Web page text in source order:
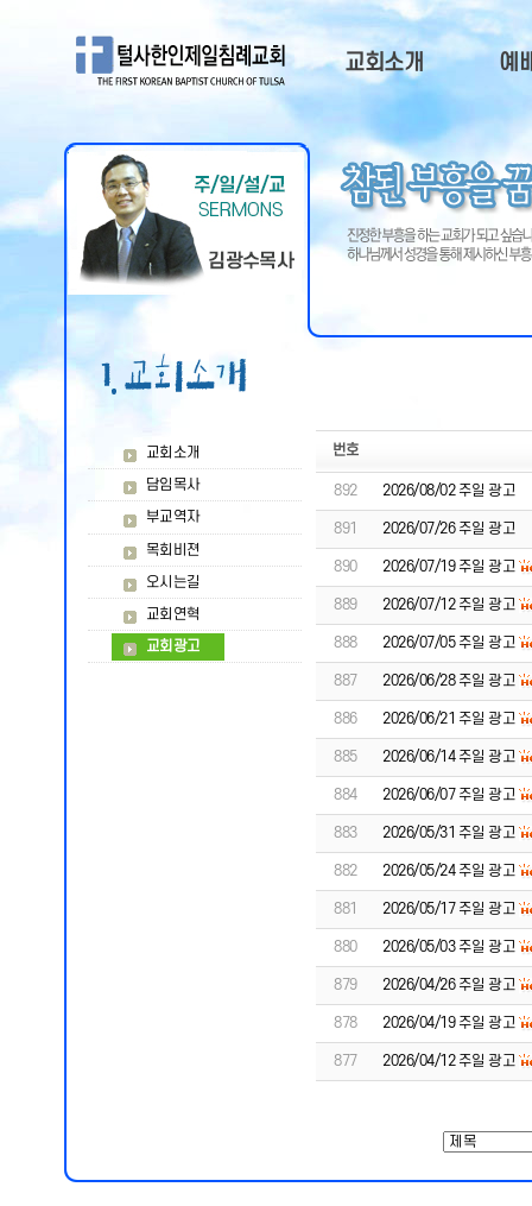
교회소개
담임목사
부교역자
목회비젼
교회광고
예
예
주일
QT
교회소개
담임목사
부교역자
목회비젼
오시는길
교회연혁
교회광고
번호
892 2026/08/02 주일 광고
891 2026/07/26 주일 광고
890 2026/07/19 주일 광고
889 2026/07/12 주일 광고
888 2026/07/05 주일 광고
887 2026/06/28 주일 광고
886 2026/06/21 주일 광고
885 2026/06/14 주일 광고
884 2026/06/07 주일 광고
883 2026/05/31 주일 광고
882 2026/05/24 주일 광고
881 2026/05/17 주일 광고
880 2026/05/03 주일 광고
879 2026/04/26 주일 광고
878 2026/04/19 주일 광고
877 2026/04/12 주일 광고